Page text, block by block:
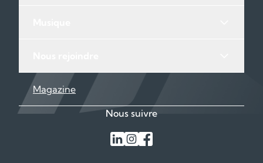
Magazine
Nous suivre